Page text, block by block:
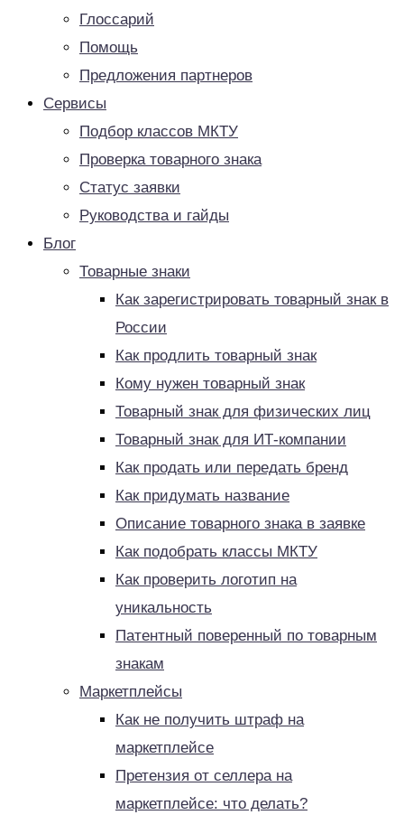
Глоссарий
Помощь
Предложения партнеров
Сервисы
Подбор классов МКТУ
Проверка товарного знака
Статус заявки
Руководства и гайды
Блог
Товарные знаки
Как зарегистрировать товарный знак в
России
Как продлить товарный знак
Кому нужен товарный знак
Товарный знак для физических лиц
Товарный знак для ИТ-компании
Как продать или передать бренд
Как придумать название
Описание товарного знака в заявке
Как подобрать классы МКТУ
Как проверить логотип на
уникальность
Патентный поверенный по товарным
знакам
Маркетплейсы
Как не получить штраф на
маркетплейсе
Претензия от селлера на
маркетплейсе: что делать?